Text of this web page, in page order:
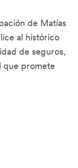
de Matías
al histórico
de seguros,
que promete